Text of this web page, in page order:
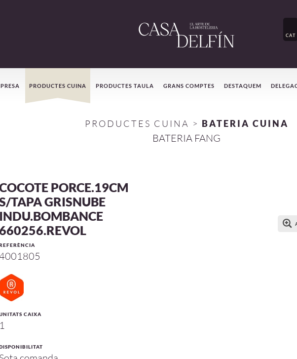
CAT
PRODUCTES CUINA PRODUCTES TAULA GRANS COMPTES DESTAQUEM
PRODUCTES CUINA > BATERIA CUINA
BATERIA FANG
PORCE.19CM
TAPA GRISNUBE
INDU.BOMBANCE
CAIXA
1